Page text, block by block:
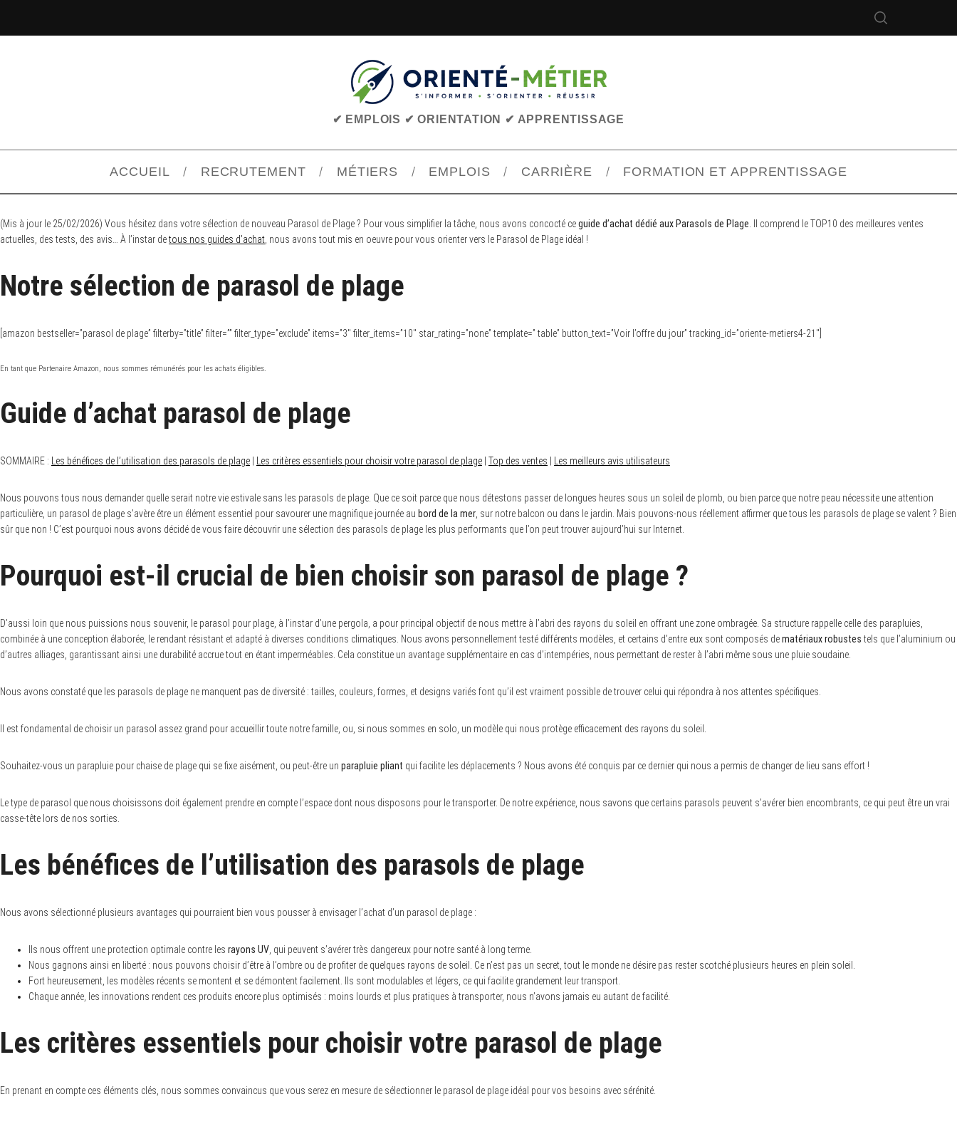
✔ EMPLOIS ✔ ORIENTATION ✔ APPRENTISSAGE
ACCUEIL RECRUTEMENT MÉTIERS EMPLOIS CARRIÈRE FORMATION ET APPRENTISSAGE
(Mis à jour le 25/02/2026) Vous hésitez dans votre sélection de nouveau Parasol de Plage ? Pour vous simplifier la tâche, nous avons concocté ceguide d’achat dédié aux Parasols de Plage . Il comprend le TOP10 des meilleures ventes
actuelles, des tests, des avis… À l’instar detous nos guides d’achat , nous avons tout mis en oeuvre pour vous orienter vers le Parasol de Plage idéal !
Notre sélection de parasol de plage
[amazon bestseller=”parasol de plage” filterby=”title” filter=”” filter_type=”exclude” items=”3″ filter_items=”10″ star_rating=”none” template=” table” button_text=”Voir l’offre du jour” tracking_id=”oriente-metiers4-21″]
En tant que Partenaire Amazon, nous sommes rémunérés pour les achats éligibles.
Guide d’achat parasol de plage
SOMMAIRE : Les bénéfices de l’utilisation des parasols de plage Les critères essentiels pour choisir votre parasol de plage Top des ventes Les meilleurs avis utilisateurs
Nous pouvons tous nous demander quelle serait notre vie estivale sans les parasols de plage. Que ce soit parce que nous détestons passer de longues heures sous un soleil de plomb, ou bien parce que notre peau nécessite une attention
particulière, un parasol de plage s’avère être un élément essentiel pour savourer une magnifique journée au bord de la mer , sur notre balcon ou dans le jardin. Mais pouvons-nous réellement affirmer que tous les parasols de plage se valent ? Bien
sûr que non ! C’est pourquoi nous avons décidé de vous faire découvrir une sélection des parasols de plage les plus performants que l’on peut trouver aujourd’hui sur Internet.
Pourquoi est-il crucial de bien choisir son parasol de plage ?
D’aussi loin que nous puissions nous souvenir, le parasol pour plage, à l’instar d’une pergola, a pour principal objectif de nous mettre à l’abri des rayons du soleil en offrant une zone ombragée. Sa structure rappelle celle des parapluies,
combinée à une conception élaborée, le rendant résistant et adapté à diverses conditions climatiques. Nous avons personnellement testé différents modèles, et certains d’entre eux sont composés dematériaux robustes tels que l’aluminium ou
d’autres alliages, garantissant ainsi une durabilité accrue tout en étant imperméables. Cela constitue un avantage supplémentaire en cas d’intempéries, nous permettant de rester à l’abri même sous une pluie soudaine.
Nous avons constaté que les parasols de plage ne manquent pas de diversité : tailles, couleurs, formes, et designs variés font qu’il est vraiment possible de trouver celui qui répondra à nos attentes spécifiques.
Il est fondamental de choisir un parasol assez grand pour accueillir toute notre famille, ou, si nous sommes en solo, un modèle qui nous protège efficacement des rayons du soleil.
Souhaitez-vous un parapluie pour chaise de plage qui se fixe aisément, ou peut-être un parapluie pliant qui facilite les déplacements ? Nous avons été conquis par ce dernier qui nous a permis de changer de lieu sans effort !
Le type de parasol que nous choisissons doit également prendre en compte l’espace dont nous disposons pour le transporter. De notre expérience, nous savons que certains parasols peuvent s’avérer bien encombrants, ce qui peut être un vrai
casse-tête lors de nos sorties.
Les bénéfices de l’utilisation des parasols de plage
Nous avons sélectionné plusieurs avantages qui pourraient bien vous pousser à envisager l’achat d’un parasol de plage :
Ils nous offrent une protection optimale contre les rayons UV , qui peuvent s’avérer très dangereux pour notre santé à long terme.
Nous gagnons ainsi en liberté : nous pouvons choisir d’être à l’ombre ou de profiter de quelques rayons de soleil. Ce n’est pas un secret, tout le monde ne désire pas rester scotché plusieurs heures en plein soleil.
Fort heureusement, les modèles récents se montent et se démontent facilement. Ils sont modulables et légers, ce qui facilite grandement leur transport.
Chaque année, les innovations rendent ces produits encore plus optimisés : moins lourds et plus pratiques à transporter, nous n’avons jamais eu autant de facilité.
Les critères essentiels pour choisir votre parasol de plage
En prenant en compte ces éléments clés, nous sommes convaincus que vous serez en mesure de sélectionner le parasol de plage idéal pour vos besoins avec sérénité.